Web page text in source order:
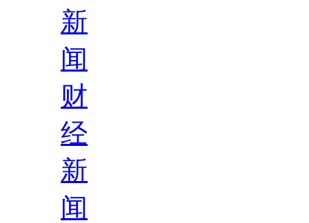
新
闻
财
经
新
闻